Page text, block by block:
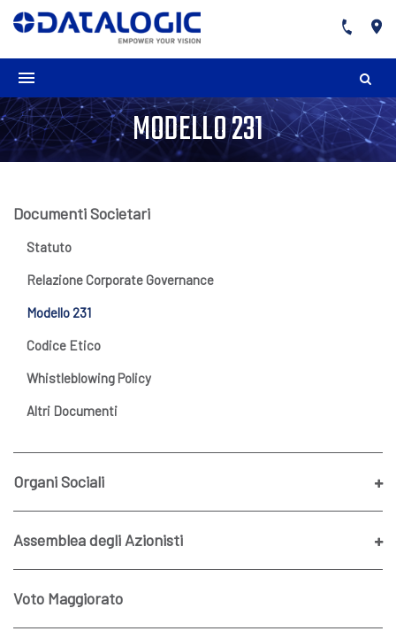
MODELLO 231
Documenti Societari
Statuto
Relazione Corporate Governance
Modello 231
Codice Etico
Whistleblowing Policy
Altri Documenti
Organi Sociali
Assemblea degli Azionisti
Voto Maggiorato